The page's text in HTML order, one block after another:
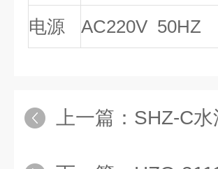
电源 AC220V 50HZ
上一篇： SHZ-C